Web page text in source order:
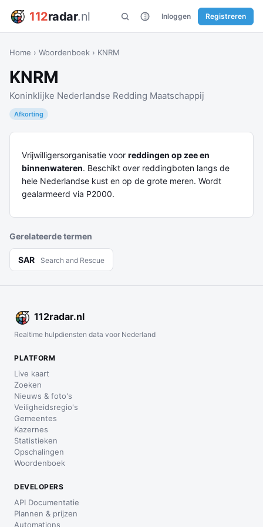
112radar.nl Inloggen Registreren
Home › Woordenboek › KNRM
KNRM
Koninklijke Nederlandse Redding Maatschappij
Afkorting
Vrijwilligersorganisatie voor reddingen op zee en
binnenwateren. Beschikt over reddingboten langs de
hele Nederlandse kust en op de grote meren. Wordt
gealarmeerd via P2000.
Gerelateerde termen
SAR Search and Rescue
112radar.nl
Realtime hulpdiensten data voor Nederland
PLATFORM
Live kaart
Zoeken
Nieuws & foto's
Veiligheidsregio's
Gemeentes
Kazernes
Statistieken
Opschalingen
Woordenboek
DEVELOPERS
API Documentatie
Plannen & prijzen
Automations